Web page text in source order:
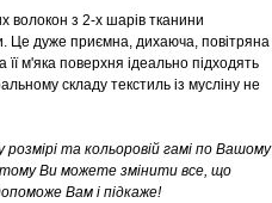
волокон з 2-х шарів тканини
Це дуже приємна, дихаюча, повітряна
м'яка поверхня ідеально підходять
складу текстиль із мусліну не
та кольоровій гамі по Вашому
Ви можете змінити все, що
Вам і підкаже!